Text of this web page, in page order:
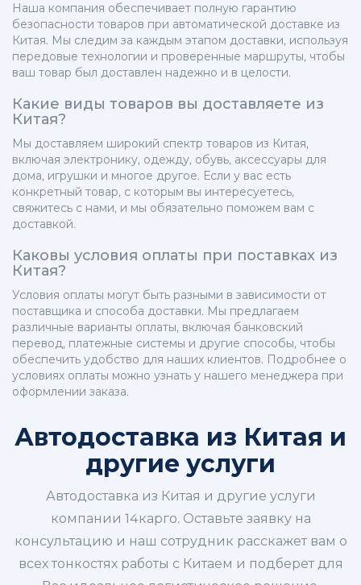
Наша компания обеспечивает полную гарантию
безопасности товаров при автоматической доставке из
Китая. Мы следим за каждым этапом доставки, используя
передовые технологии и проверенные маршруты, чтобы
ваш товар был доставлен надежно и в целости.
Какие виды товаров вы доставляете из
Китая?
Мы доставляем широкий спектр товаров из Китая,
включая электронику, одежду, обувь, аксессуары для
дома, игрушки и многое другое. Если у вас есть
конкретный товар, с которым вы интересуетесь,
свяжитесь с нами, и мы обязательно поможем вам с
доставкой.
Каковы условия оплаты при поставках из
Китая?
Условия оплаты могут быть разными в зависимости от
поставщика и способа доставки. Мы предлагаем
различные варианты оплаты, включая банковский
перевод, платежные системы и другие способы, чтобы
обеспечить удобство для наших клиентов. Подробнее о
условиях оплаты можно узнать у нашего менеджера при
оформлении заказа.
Автодоставка из Китая и
другие услуги
Автодоставка из Китая и другие услуги
компании 14карго. Оставьте заявку на
консультацию и наш сотрудник расскажет вам о
всех тонкостях работы с Китаем и подберет для